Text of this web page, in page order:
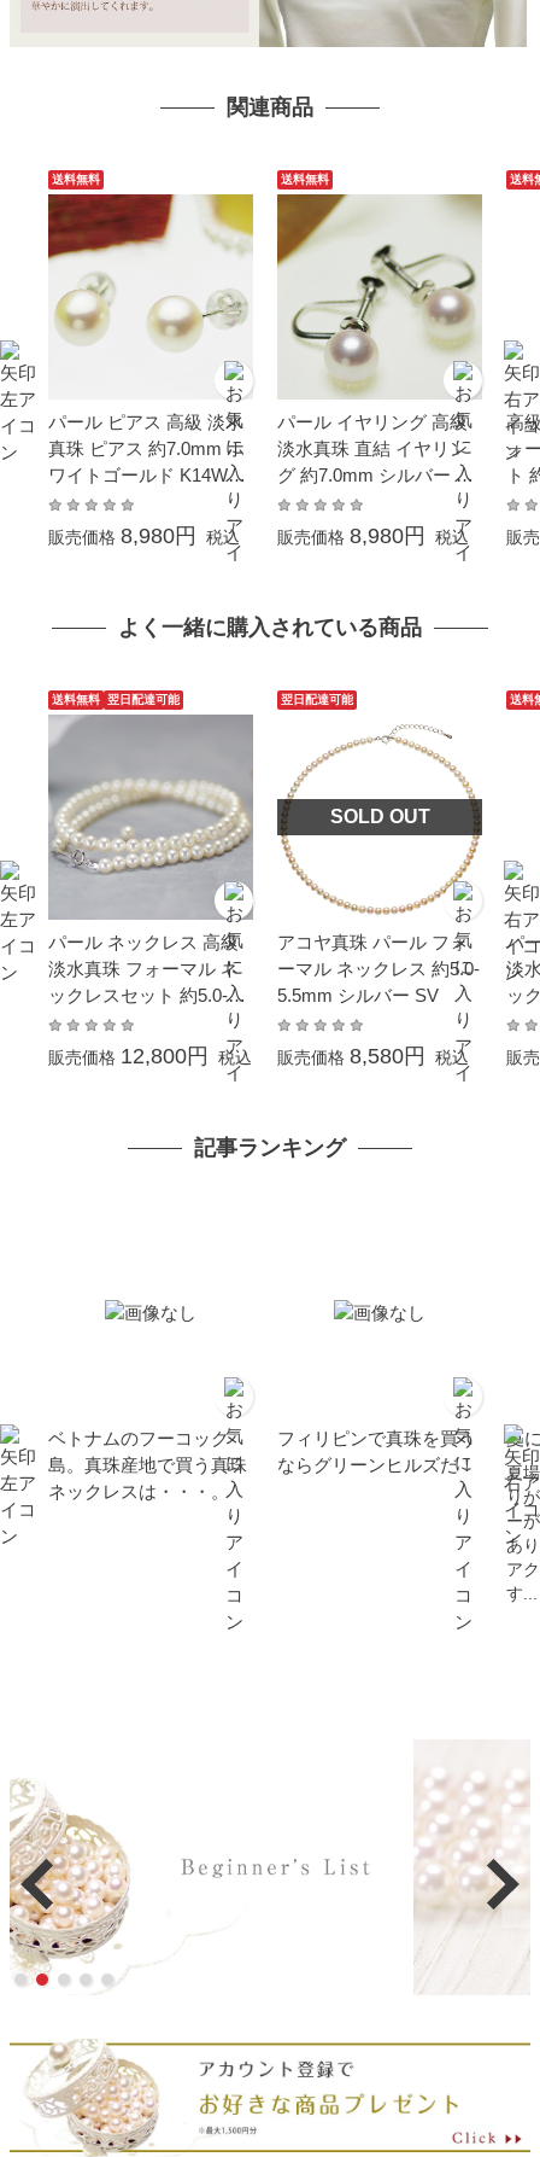
関連商品
送料無料
パール ピアス 高級 淡水
真珠 ピアス 約7.0mm ホ
ワイトゴールド K14WG
フォーマル 結婚式 冠婚
葬祭 成人式 卒業 入園 入
学式 母の日 プレゼント
販売価格 8,980円 税込
送料無料
パール イヤリング 高級
淡水真珠 直結 イヤリン
グ 約7.0mm シルバー SV
結婚式 冠婚葬祭 成人式
卒業 入園 入学式 母の日
プレゼント カジュアル普
販売価格 8,980円 税込
送料
高
ォ
ト
SV
式
販
よく一緒に購入されている商品
送料無料 翌日配達可能
パール ネックレス 高級
淡水真珠 フォーマル ネ
ックレスセット 約5.0-6.0
mm シルバー SV 結婚式
冠婚葬 祭成人式 お返し
カジュアル 普段使い 金
販売価格 12,800円 税込
翌日配達可能
SOLD OUT
アコヤ真珠 パール フォ
ーマル ネックレス 約5.0-
5.5mm シルバー SV
販売価格 8,580円 税込
送料
パ
淡
ッ
ル
冠
販
記事ランキング
ベトナムのフーコック
島。真珠産地で買う真珠
ネックレスは・・・。
フィリピンで真珠を買う
ならグリーンヒルズだ！
夏
夏
り
ー
あ
ア
す...